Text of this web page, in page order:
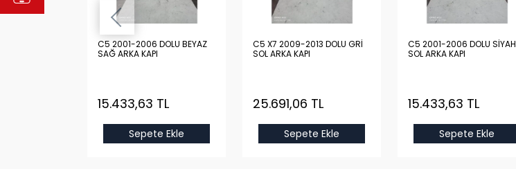
C5 2001-2006 DOLU BEYAZ
SAĞ ARKA KAPI
15.433,63 TL
Sepete Ekle
C5 X7 2009-2013 DOLU GRİ
SOL ARKA KAPI
25.691,06 TL
Sepete Ekle
C5 2001-2006 DOLU SİYAH
SOL ARKA KAPI
15.433,63 TL
Sepete Ekle